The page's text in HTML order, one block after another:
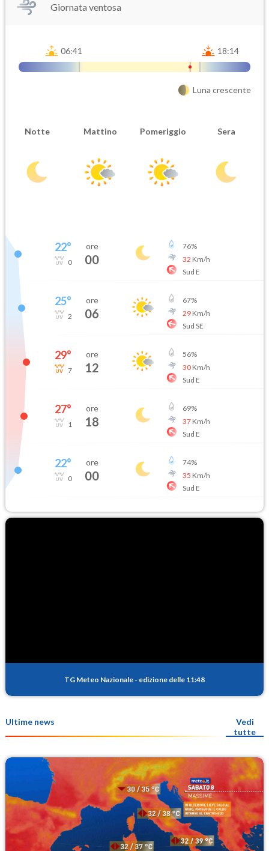
Giornata ventosa
06:41 18:14
Luna crescente
Notte Mattino Pomeriggio Sera
22°
0
ore
00
76%
32 Km/h
Sud E
25°
2
ore
06
67%
29Km/h
Sud SE
29°
7
ore
12
56%
30Km/h
Sud E
27°
1
ore
18
69%
37Km/h
Sud E
22°
0
ore
00
74%
35 Km/h
Sud E
TG Meteo Nazionale - edizione delle 11:48
Ultime news
Vedi
tutte